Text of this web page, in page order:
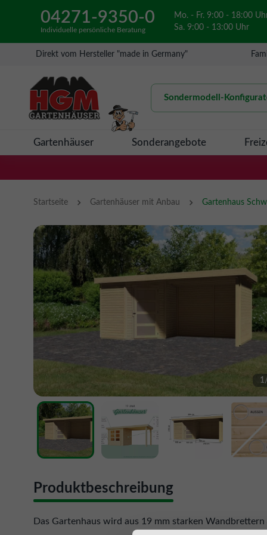
04271-9350-0
Individuelle persönliche Beratung
Mo. - Fr. 9:00 - 18:00
Sa. 9:00 - 13:00 Uhr
Direkt vom Hersteller "made in Germany"
Sondermodell-
Gartenhäuser Sonderangebote
Startseite › Gartenhäuser mit Anbau ›
1/
Produktbeschreibung
Das Gartenhaus wird aus 19 mm starken